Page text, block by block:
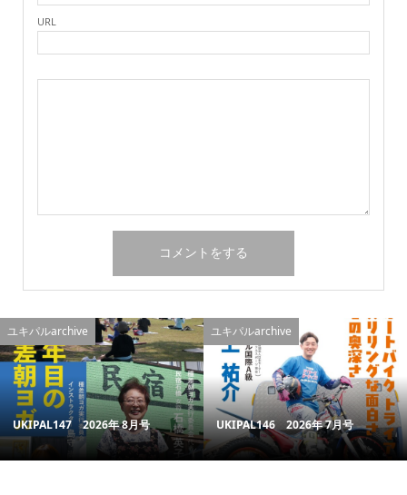
URL
ユキパルarchive
UKIPAL147 2026年 8月号
ユキパルarchive
UKIPAL146 2026年 7月号